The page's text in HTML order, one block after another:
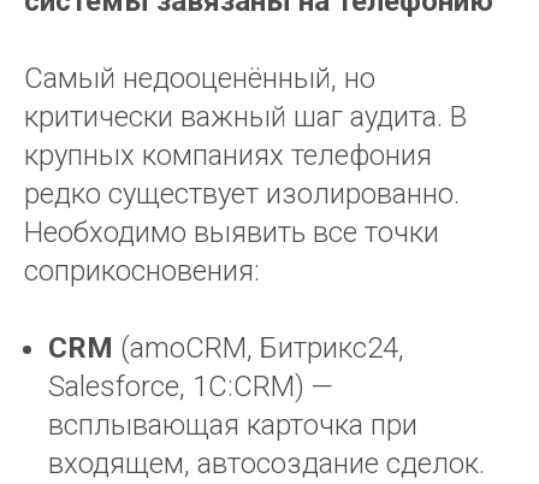
Самый недооценённый, но
критически важный шаг аудита. В
крупных компаниях телефония
редко существует изолированно.
Необходимо выявить все точки
соприкосновения:
CRM (amoCRM, Битрикс24,
Salesforce, 1С:CRM) —
всплывающая карточка при
входящем, автосоздание сделок.